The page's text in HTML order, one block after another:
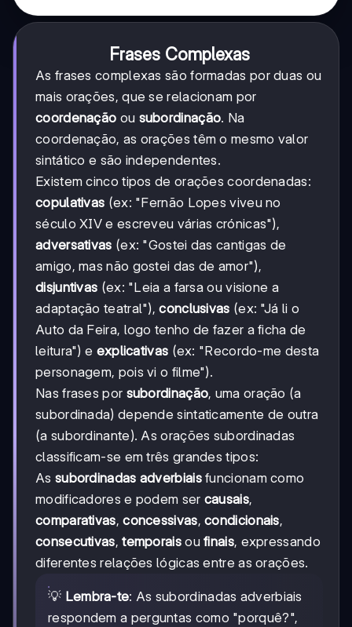
Frases Complexas
As frases complexas são formadas por duas ou
mais orações, que se relacionam por
coordenação ou subordinação. Na
coordenação, as orações têm o mesmo valor
sintático e são independentes.
Existem cinco tipos de orações coordenadas:
copulativas (ex: "Fernão Lopes viveu no
século XIV e escreveu várias crónicas"),
adversativas (ex: "Gostei das cantigas de
amigo, mas não gostei das de amor"),
disjuntivas (ex: "Leia a farsa ou visione a
adaptação teatral"),conclusivas (ex: "Já li o
Auto da Feira, logo tenho de fazer a ficha de
leitura") e explicativas (ex: "Recordo-me desta
personagem, pois vi o filme").
Nas frases por subordinação, uma oração (a
subordinada) depende sintaticamente de outra
(a subordinante). As orações subordinadas
classificam-se em três grandes tipos:
As subordinadas adverbiaisfuncionam como
modificadores e podem ser causais,
comparativas,concessivas,condicionais,
consecutivas,temporaisoufinais, expressando
diferentes relações lógicas entre as orações.
💡 Lembra-te: As subordinadas adverbiais
respondem a perguntas como "porquê?",